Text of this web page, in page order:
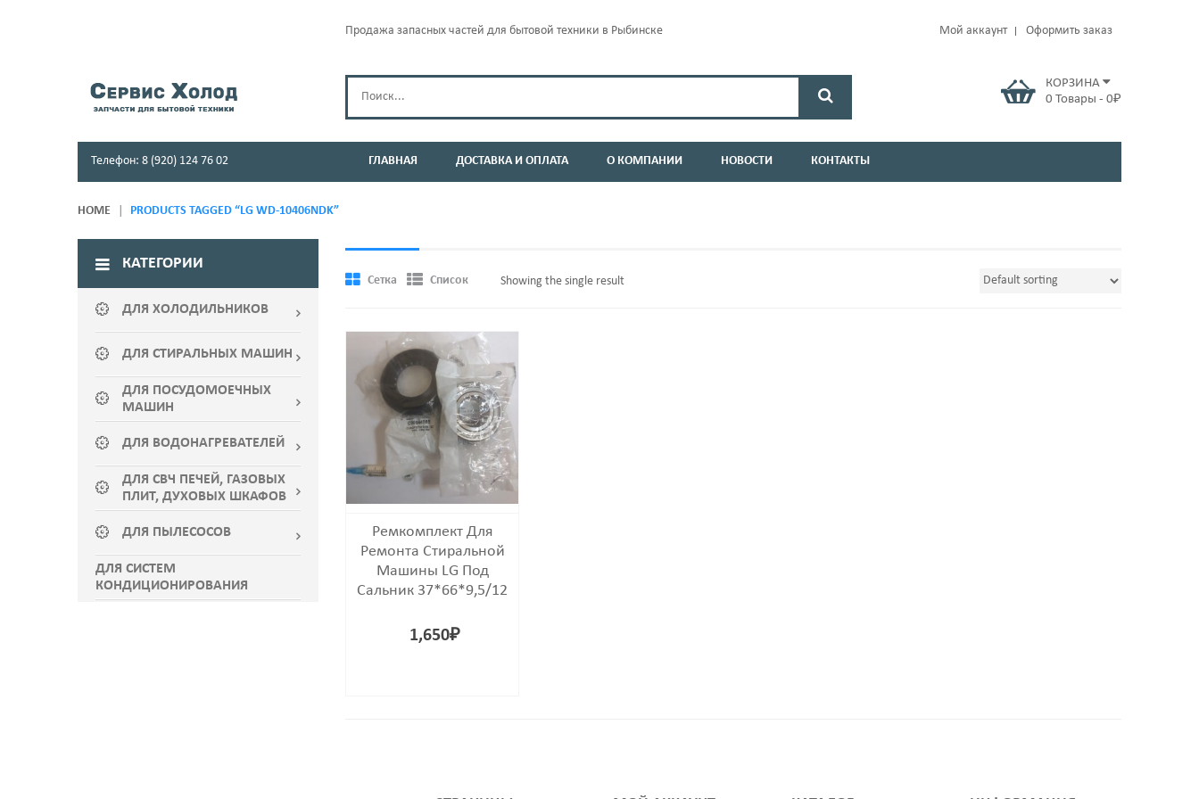
Продажа запасных частей для бытовой техники в Рыбинске Мой аккаунт Оформить заказ
КОРЗИНА
0 Товары - 0₽
Телефон: 8 (920) 124 76 02 ГЛАВНАЯ ДОСТАВКА И ОПЛАТА О КОМПАНИИ НОВОСТИ КОНТАКТЫ
HOME PRODUCTS TAGGED “LG WD-10406NDK”
Сетка Список Showing the single result
Ремкомплект Для
Ремонта Стиральной
Машины LG Под
Сальник 37*66*9,5/12
1,650₽
КАТЕГОРИИ
ДЛЯ ХОЛОДИЛЬНИКОВ
ДЛЯ СТИРАЛЬНЫХ МАШИН
ДЛЯ ПОСУДОМОЕЧНЫХ
МАШИН
ДЛЯ ВОДОНАГРЕВАТЕЛЕЙ
ДЛЯ СВЧ ПЕЧЕЙ, ГАЗОВЫХ
ПЛИТ, ДУХОВЫХ ШКАФОВ
ДЛЯ ПЫЛЕСОСОВ
ДЛЯ СИСТЕМ
КОНДИЦИОНИРОВАНИЯ